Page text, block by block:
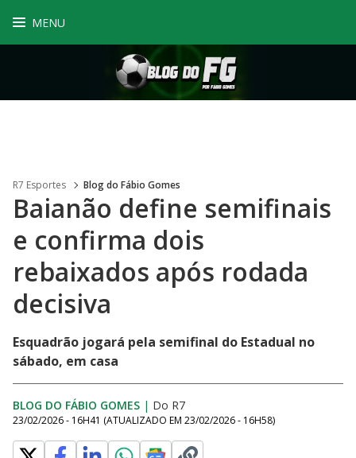
MENU
R7 Esportes Blog do Fábio Gomes
Baianão define semifinais
e confirma dois
rebaixados após rodada
decisiva
Esquadrão jogará pela semifinal do Estadual no
sábado, em casa
BLOG DO FÁBIO GOMES | Do R7
23/02/2026 - 16H41 (ATUALIZADO EM 23/02/2026 - 16H58)